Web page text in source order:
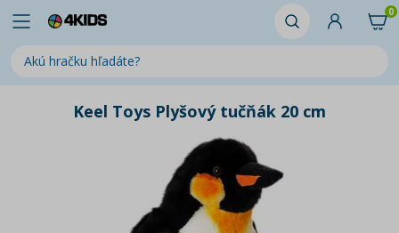
0
Keel Toys Plyšový tučňák 20 cm